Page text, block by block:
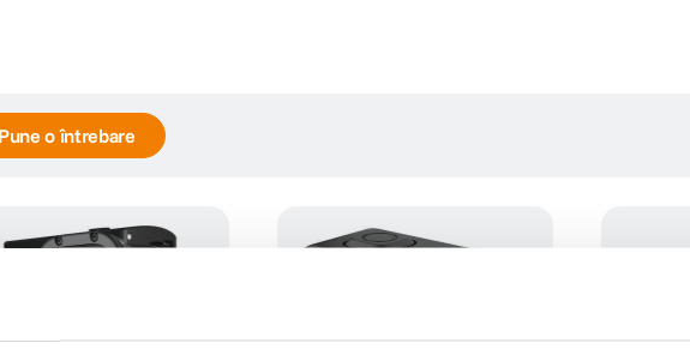
Pune o întrebare